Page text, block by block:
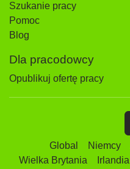
Szukanie pracy
Pomoc
Blog
Dla pracodowcy
Opublikuj ofertę pracy
Global Niemcy
Wielka Brytania
Irlandia